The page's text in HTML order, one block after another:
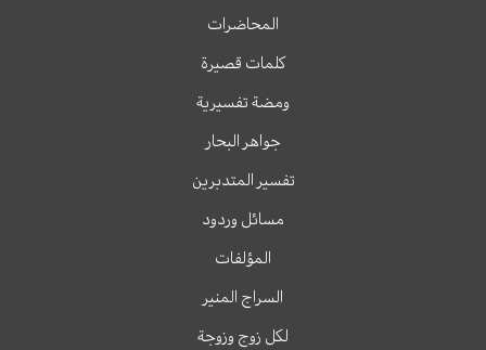
المحاضرات
كلمات قصيرة
ومضة تفسيرية
جواهر البحار
تفسير المتدبرين
مسائل وردود
المؤلفات
السراج المنير
لكل زوج وزوجة